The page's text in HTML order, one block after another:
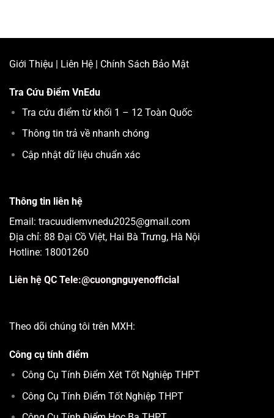
Giới Thiệu | Liên Hệ | Chính Sách Bảo Mật
Tra Cứu Điểm VnEdu
Tra cứu điểm từ khối 1 – 12 Toàn Quốc
Thông tin trả về nhanh chóng
Cập nhật dữ liệu chuẩn xác
Thông tin liên hệ
Email: tracuudiemvnedu2025@gmail.com
Địa chỉ: 88 Đại Cồ Việt, Hai Bà Trưng, Hà Nội
Hotline: 18001260
Liên hệ QC Tele:@cuongnguyenofficial
Theo dõi chúng tôi trên MXH:
Công cụ tính điểm
Công Cụ Tính Điểm Xét Tốt Nghiệp THPT
Công Cụ Tính Điểm Tốt Nghiệp THPT